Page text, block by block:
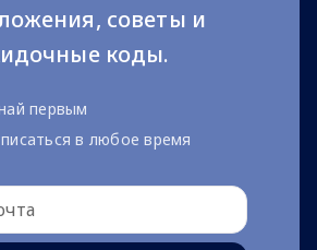
советы и
коды.
первым
в любое время